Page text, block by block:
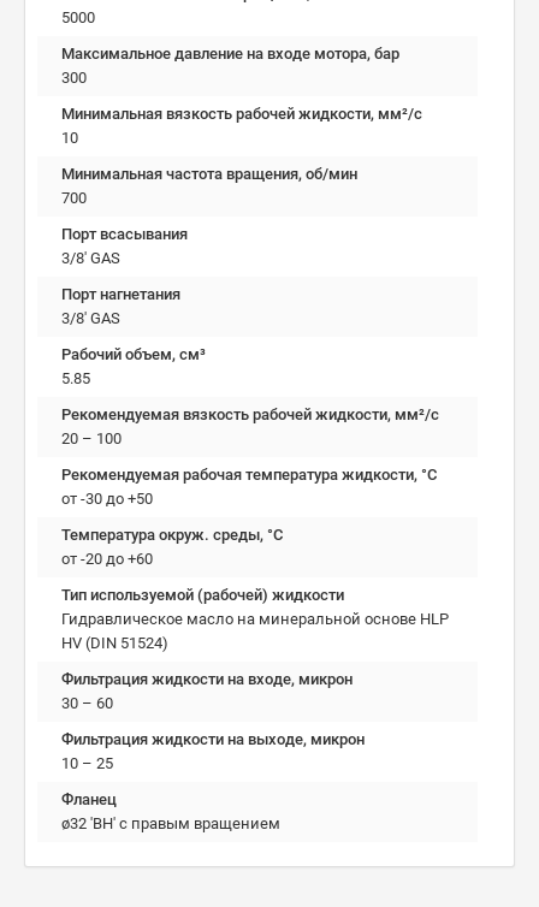
5000
Максимальное давление на входе мотора, бар
300
Минимальная вязкость рабочей жидкости, мм²/c
10
Минимальная частота вращения, об/мин
700
Порт всасывания
3/8' GAS
Порт нагнетания
3/8' GAS
Рабочий объем, см³
5.85
Рекомендуемая вязкость рабочей жидкости, мм²/с
20 – 100
Рекомендуемая рабочая температура жидкости, °C
от -30 до +50
Температура окруж. среды, °C
от -20 до +60
Тип используемой (рабочей) жидкости
Гидравлическое масло на минеральной основе HLP
HV (DIN 51524)
Фильтрация жидкости на входе, микрон
30 – 60
Фильтрация жидкости на выходе, микрон
10 – 25
Фланец
ø32 'ВН' с правым вращением